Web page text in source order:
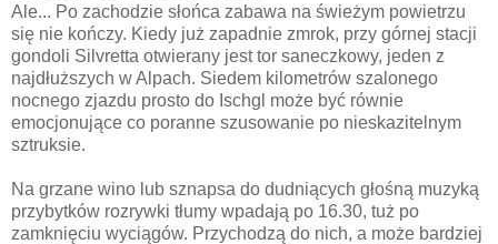
Ale... Po zachodzie słońca zabawa na świeżym powietrzu
się nie kończy. Kiedy już zapadnie zmrok, przy górnej stacji
gondoli Silvretta otwierany jest tor saneczkowy, jeden z
najdłuższych w Alpach. Siedem kilometrów szalonego
nocnego zjazdu prosto do Ischgl może być równie
emocjonujące co poranne szusowanie po nieskazitelnym
sztruksie.
Na grzane wino lub sznapsa do dudniących głośną muzyką
przybytków rozrywki tłumy wpadają po 16.30, tuż po
zamknięciu wyciągów. Przychodzą do nich, a może bardziej